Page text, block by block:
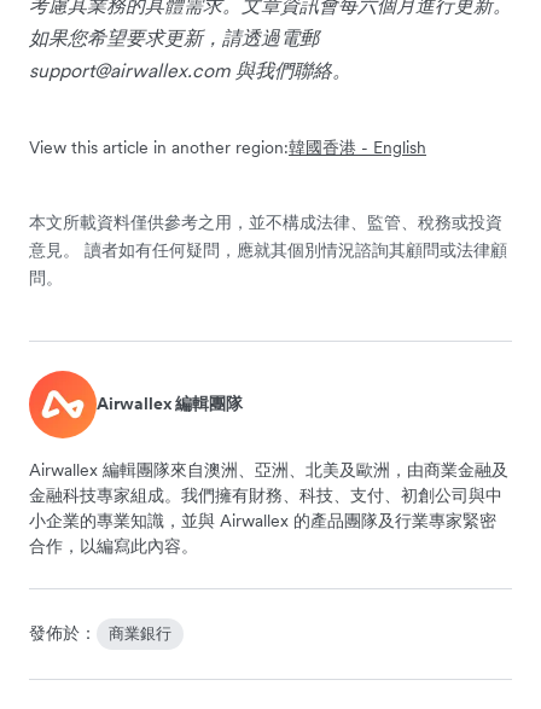
如果您希望要求更新，請透過電郵
support@airwallex.com 與我們聯絡。
View this article in another region:韓國香港 - English
本文所載資料僅供參考之用，並不構成法律、監管、稅務或投資
意見。 讀者如有任何疑問，應就其個別情況諮詢其顧問或法律顧
問。
Airwallex 編輯團隊
Airwallex 編輯團隊來自澳洲、亞洲、北美及歐洲，由商業金融及
金融科技專家組成。我們擁有財務、科技、支付、初創公司與中
小企業的專業知識，並與 Airwallex 的產品團隊及行業專家緊密
合作，以編寫此內容。
發佈於： 商業銀行